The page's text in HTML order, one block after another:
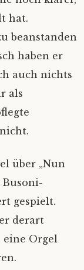
hat.
beanstanden
haben er
auch nichts
als
über „Nun
Busoni-
gespielt.
derart
eine Orgel